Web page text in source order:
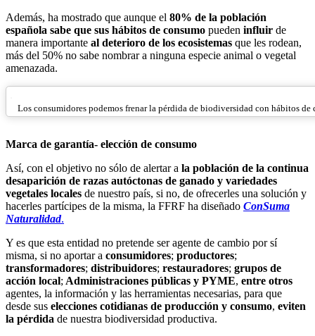
Además, ha mostrado que aunque el 80% de la población
española sabe que sus hábitos de consumo pueden influir de
manera importante al deterioro de los ecosistemas que les rodean,
más del 50% no sabe nombrar a ninguna especie animal o vegetal
amenazada.
Los consumidores podemos frenar la pérdida de biodiversidad con hábitos de
Marca de garantía- elección de consumo
Así, con el objetivo no sólo de alertar a la población de la continua
desaparición de razas autóctonas de ganado y variedades
vegetales locales de nuestro país, si no, de ofrecerles una solución y
hacerles partícipes de la misma, la FFRF ha diseñado ConSuma
Naturalidad.
Y es que esta entidad no pretende ser agente de cambio por sí
misma, si no aportar a consumidores; productores;
transformadores; distribuidores; restauradores; grupos de
acción local; Administraciones públicas y PYME, entre otros
agentes, la información y las herramientas necesarias, para que
desde sus elecciones cotidianas de producción y consumo, eviten
la pérdida de nuestra biodiversidad productiva.